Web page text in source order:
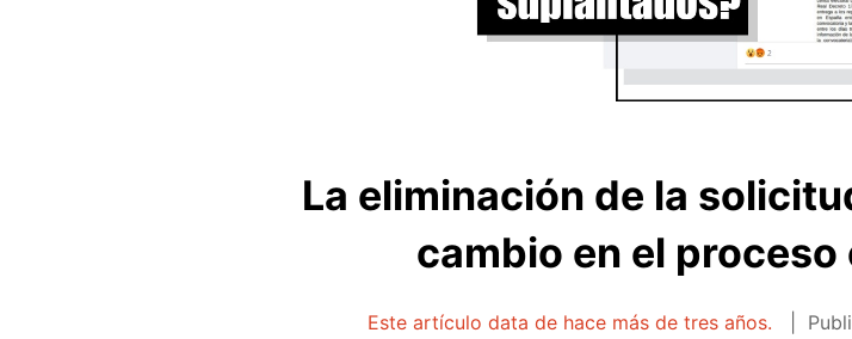
La eliminación de la
cambio en el
Este artículo data de hace más de tres años.